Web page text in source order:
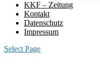
KKF – Zeitung
Kontakt
Datenschutz
Impressum
Select Page